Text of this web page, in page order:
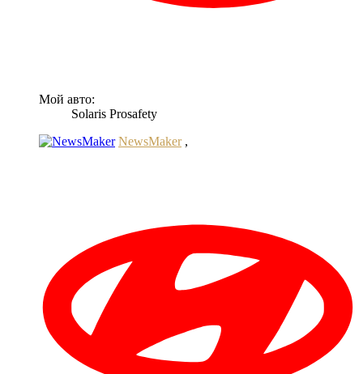
Мой авто:
Solaris Prosafety
NewsMaker ,